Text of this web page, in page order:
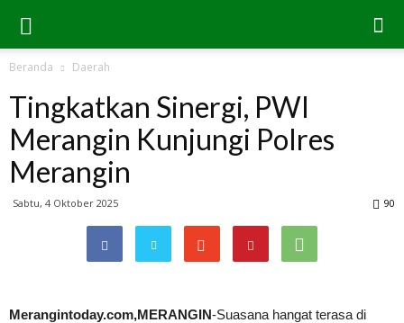
Beranda Daerah
Tingkatkan Sinergi, PWI
Merangin Kunjungi Polres
Merangin
Sabtu, 4 Oktober 2025 90
Merangintoday.com,MERANGIN-Suasana hangat terasa di